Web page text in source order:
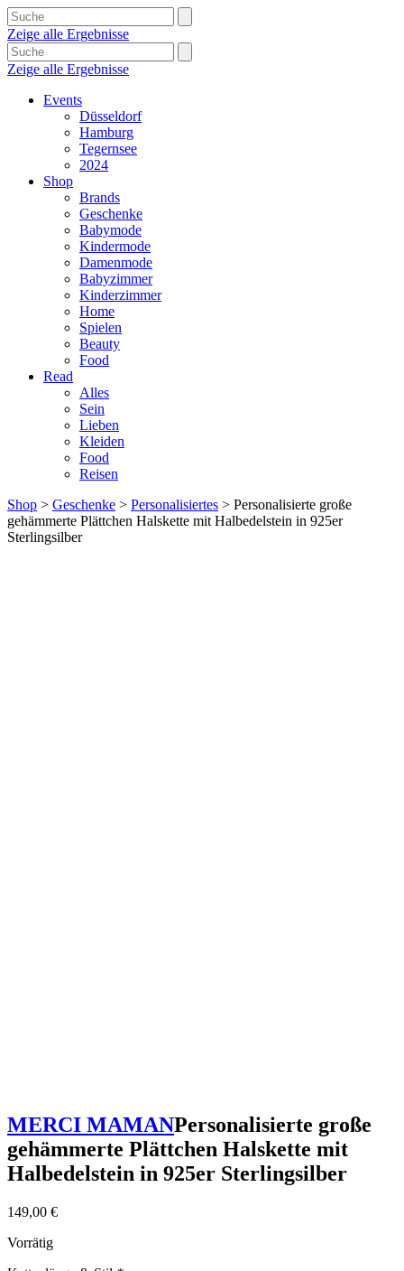
Zeige alle Ergebnisse
Zeige alle Ergebnisse
Events
Düsseldorf
Hamburg
Tegernsee
2024
Shop
Brands
Geschenke
Babymode
Kindermode
Damenmode
Babyzimmer
Kinderzimmer
Home
Spielen
Beauty
Food
Read
Alles
Sein
Lieben
Kleiden
Food
Reisen
Shop > Geschenke > Personalisiertes > Personalisierte große
gehämmerte Plättchen Halskette mit Halbedelstein in 925er
Sterlingsilber
MERCI MAMANPersonalisierte große
gehämmerte Plättchen Halskette mit
Halbedelstein in 925er Sterlingsilber
149,00 €
Vorrätig